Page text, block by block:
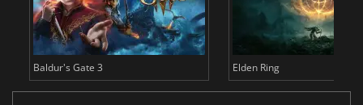
Baldur's Gate 3 Elden Ring